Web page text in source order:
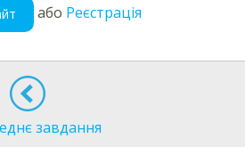
або Реєстрація
завдання